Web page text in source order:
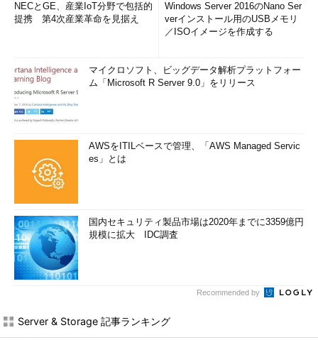
NECとGE、産業IoT分野で包括的
提携 第4次産業革命を見据え
Windows Server 2016のNano Ser
verインストール用のUSBメモリ
／ISOイメージを作成する
マイクロソフト、ビッグデータ解析プラットフォー
ム「Microsoft R Server 9.0」をリリース
AWSをITILベースで管理、「AWS Managed Servic
es」とは
国内セキュリティ製品市場は2020年までに3359億円
規模に拡大 IDC調査
Recommended by
Server & Storage 記事ランキング